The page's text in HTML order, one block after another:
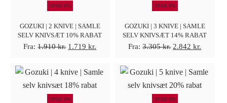
SPAR 0%
GOZUKI | 2 KNIVE | SAMLE
SELV KNIVSÆT 10% RABAT
Fra:1.910kr. Den
pris
var:
1.910 kr..
1.719kr.
pris
er:
SPAR 0%
GOZUKI | 3 KNIVE | SAMLE
SELV KNIVSÆT 14% RABAT
Fra:3.305kr. Den
pris
var:
3.305 kr..
2.842kr.
pris
er:
SPAR 0% SPAR 0%